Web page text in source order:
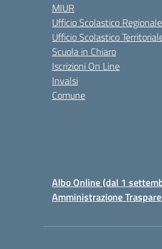
MIUR
Ufficio Scolastico Regionale
Ufficio Scolastico
Scuola in Chiaro
Iscrizioni On Line
Invalsi
Comune
Albo Online (dal 1
Amministrazione